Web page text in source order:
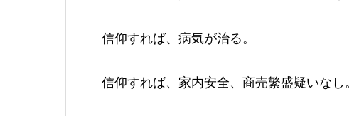
信仰すれば、病気が治る。
信仰すれば、家内安全、商売繁盛疑いなし。